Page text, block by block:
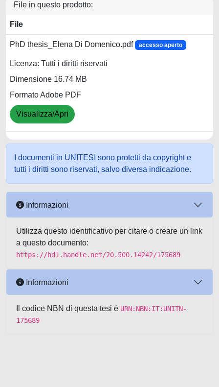
File in questo prodotto:
File
PhD thesis_Elena Di Domenico.pdf accesso aperto
Licenza: Tutti i diritti riservati
Dimensione 16.74 MB
Formato Adobe PDF
Visualizza/Apri
I documenti in UNITESI sono protetti da copyright e
tutti i diritti sono riservati, salvo diversa indicazione.
Informazioni
Utilizza questo identificativo per citare o creare un link
a questo documento:
https://hdl.handle.net/20.500.14242/175689
Informazioni
Il codice NBN di questa tesi è URN:NBN:IT:UNITN-
175689